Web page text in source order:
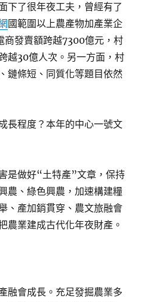
下了很年夜工夫，曾經有了
國範圍以上農產物加產業企
商發賣額跨越7300億元，村
越30億人次。另一方面，村
鏈條短、同質化等題目依然
長程度？本年的中心一號文
是做好“土特產”文章，保持
農、綠色興農，加速構建糧
、產加銷貫穿、農文旅融會
農業建成古代化年夜財產。
融會成長。充足發掘農業多